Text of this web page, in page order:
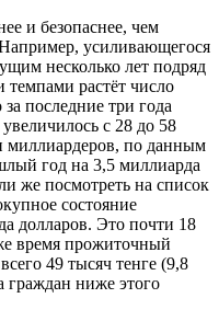
и безопаснее, чем
усиливающегося
несколько лет подряд
растёт число
последние три года
с 28 до 58
миллиардеров, по данным
год на 3,5 миллиарда
же посмотреть на список
состояние
долларов. Это почти 18
время прожиточный
49 тысяч тенге (9,8
ниже этого